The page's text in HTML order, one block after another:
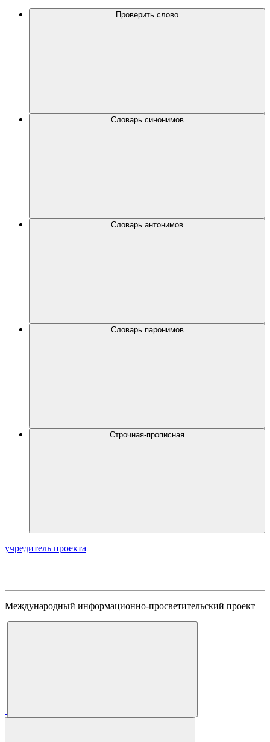
Проверить слово
Словарь синонимов
Словарь антонимов
Словарь паронимов
Строчная-прописная
учредитель проекта
Международный информационно-просветительский проект